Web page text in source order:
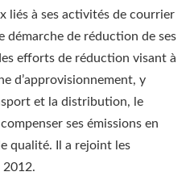
liés à ses activités de courrier
démarche de réduction de ses
efforts de réduction visant à
d’approvisionnement, y
et la distribution, le
ses émissions en
qualité. Il a rejoint les
2012.